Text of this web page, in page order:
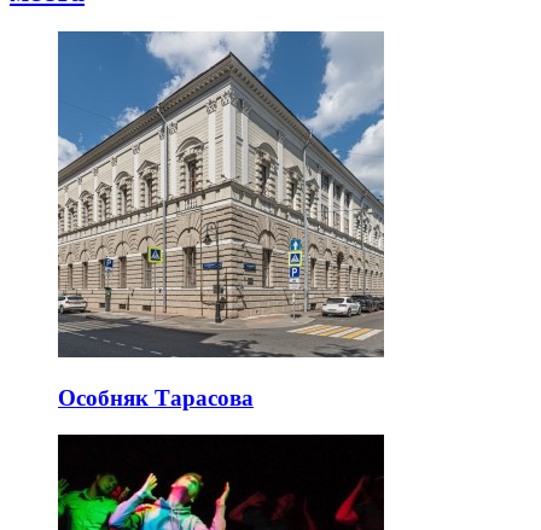
Особняк Тарасова